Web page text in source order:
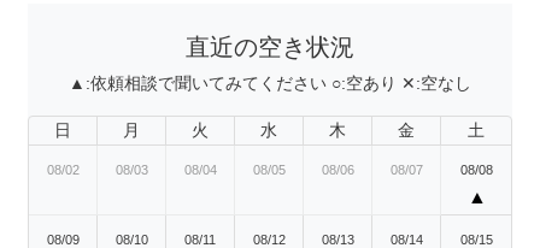
直近の空き状況
▲:依頼相談で聞いてみてください ○:空あり ✕:空なし
日 月 火 水 木 金 土
08/02 08/03 08/04 08/05 08/06 08/07 08/08
▲
08/09 08/10 08/11 08/12 08/13 08/14 08/15